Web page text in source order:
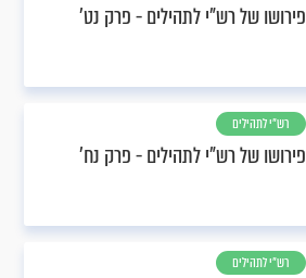
פירושו של רש"י לתהילים - פרק נט’
רש"י לתהילים
פירושו של רש"י לתהילים - פרק נח’
רש"י לתהילים